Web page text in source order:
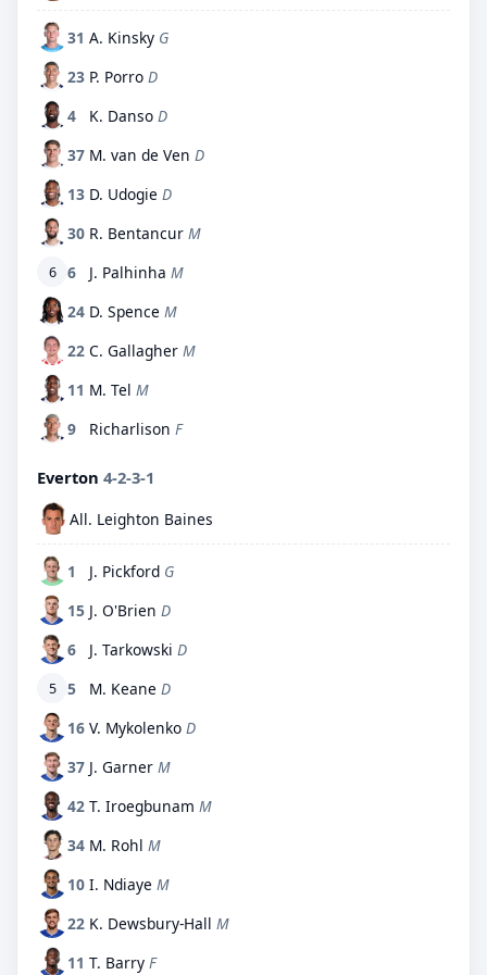
31 A. Kinsky G
23 P. Porro D
4
K. Danso D
37 M. van de Ven D
13 D. Udogie D
30 R. Bentancur M
6 6 J. Palhinha M
24 D. Spence M
22 C. Gallagher M
11 M. Tel M
9
Richarlison F
Everton 4-2-3-1
All. Leighton Baines
1 J. Pickford G
15 J. O'Brien D
6
J. Tarkowski D
5 5 M. Keane D
16 V. Mykolenko D
37 J. Garner M
42 T. Iroegbunam M
34 M. Rohl M
10 I. Ndiaye M
22 K. Dewsbury-Hall M
11 T. Barry F